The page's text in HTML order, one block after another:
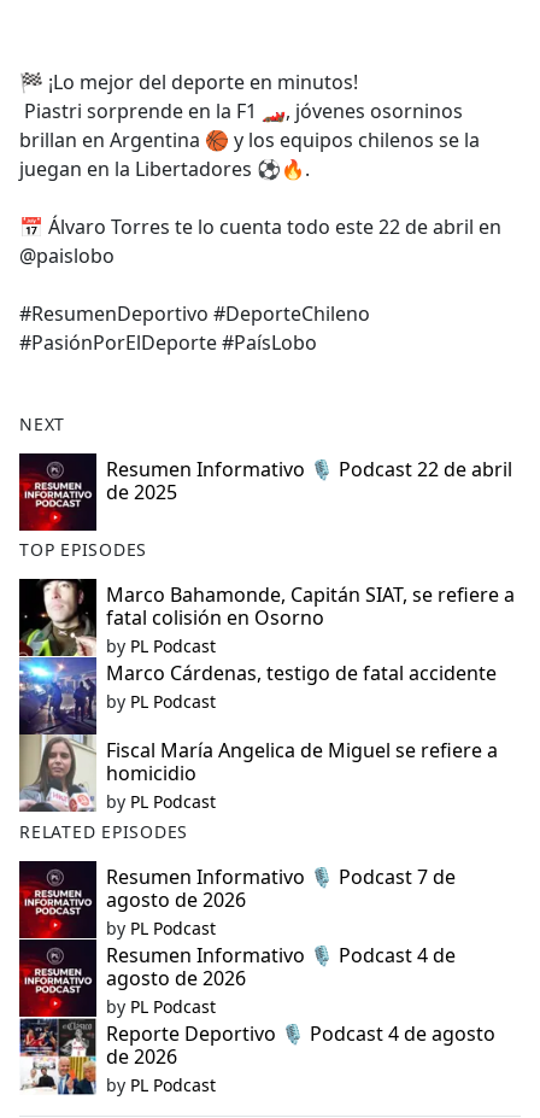
b
o
o
k
🏁 ¡Lo mejor del deporte en minutos!
Piastri sorprende en la F1 🏎️, jóvenes osorninos
brillan en Argentina 🏀 y los equipos chilenos se la
juegan en la Libertadores ⚽🔥.
📅 Álvaro Torres te lo cuenta todo este 22 de abril en
@paislobo
#ResumenDeportivo #DeporteChileno
#PasiónPorElDeporte #PaísLobo
NEXT
Resumen Informativo 🎙️ Podcast 22 de abril
de 2025
TOP EPISODES
Marco Bahamonde, Capitán SIAT, se refiere a
fatal colisión en Osorno
by PL Podcast
Marco Cárdenas, testigo de fatal accidente
by PL Podcast
Fiscal María Angelica de Miguel se refiere a
homicidio
by PL Podcast
RELATED EPISODES
Resumen Informativo 🎙️ Podcast 7 de
agosto de 2026
by PL Podcast
Resumen Informativo 🎙️ Podcast 4 de
agosto de 2026
by PL Podcast
Reporte Deportivo 🎙️ Podcast 4 de agosto
de 2026
by PL Podcast